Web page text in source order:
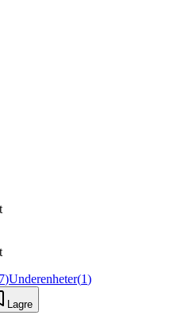
)Underenheter(1)
Lagre